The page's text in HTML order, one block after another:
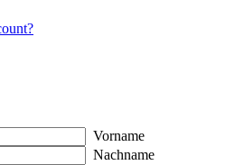
Vorname
Nachname